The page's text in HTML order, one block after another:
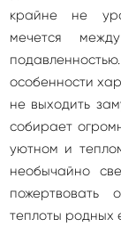
крайне не
мечется
особенности
не выходить
собирает
уютном и
необычайно
теплоты родных